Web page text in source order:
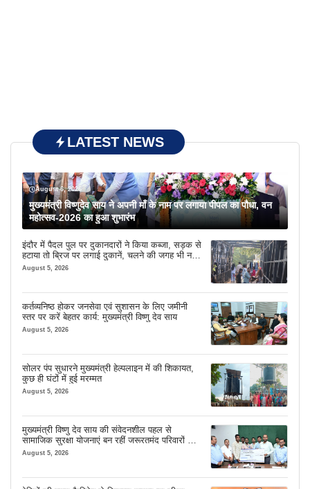
LATEST NEWS
August 6, 2026
मुख्यमंत्री विष्णुदेव साय ने अपनी माँ के नाम पर लगाया पीपल का पौधा, वन
महोत्सव-2026 का हुआ शुभारंभ
इंदौर में पैदल पुल पर दुकानदारों ने किया कब्जा, सड़क से
हटाया तो ब्रिज पर लगाई दुकानें, चलने की जगह भी नहीं
मिल रही
August 5, 2026
कर्तव्यनिष्ठ होकर जनसेवा एवं सुशासन के लिए जमीनी
स्तर पर करें बेहतर कार्य: मुख्यमंत्री विष्णु देव साय
August 5, 2026
सोलर पंप सुधारने मुख्यमंत्री हेल्पलाइन में की शिकायत,
कुछ ही घंटों में हुई मरम्मत
August 5, 2026
मुख्यमंत्री विष्णु देव साय की संवेदनशील पहल से
सामाजिक सुरक्षा योजनाएं बन रहीं जरूरतमंद परिवारों का
मजबूत सहारा
August 5, 2026